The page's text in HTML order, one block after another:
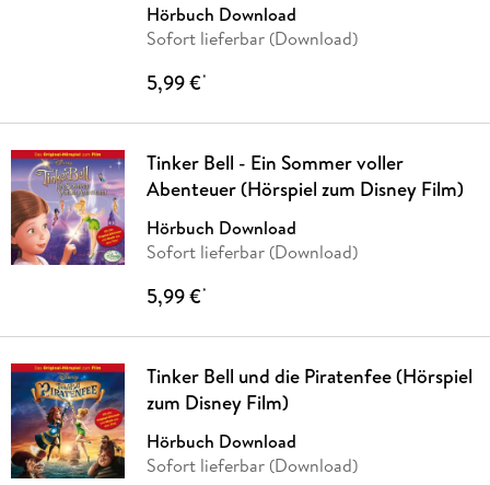
Hörbuch Download
Sofort lieferbar (Download)
5,99 €*
Tinker Bell - Ein Sommer voller
Abenteuer (Hörspiel zum Disney Film)
Hörbuch Download
Sofort lieferbar (Download)
5,99 €*
Tinker Bell und die Piratenfee (Hörspiel
zum Disney Film)
Hörbuch Download
Sofort lieferbar (Download)